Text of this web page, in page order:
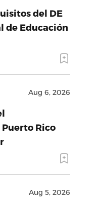
del DE
de Educación
Aug 6, 2026
Rico
Aug 5, 2026